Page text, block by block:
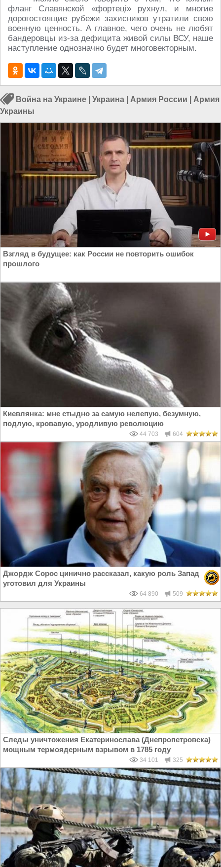
фланг Славянской «фортецi» рухнул, и многие
дорогостоящие рубежи захисников утратили свою
военную ценность. А главное, чего очень не любят
бандеровцы из-за дефицита живой силы ВСУ, наше
наступление однозначно будет многовекторным.
Война на Украине Украина Армия России
Армия
Украины
Взгляд в будущее: как России не повторить ошибок
прошлого
Киевлянка: мне стыдно за самую нелепую, безумную,
подлую, кровавую, уродливую революцию
44 703 604
Джордж Сорос цинично рассказал, какую роль Запад
уготовил для Украины
64 890 509
Следы уничтожения Екатеринослава (Днепропетровска)
мощным термоядерным взрывом в 1785 году
34 101 325